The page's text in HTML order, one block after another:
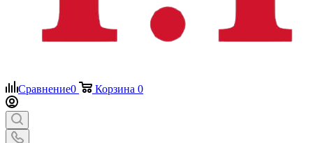
Сравнение0 Корзина 0